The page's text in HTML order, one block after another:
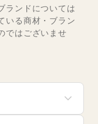
ランドについては
いる商材・ブラン
ではございませ